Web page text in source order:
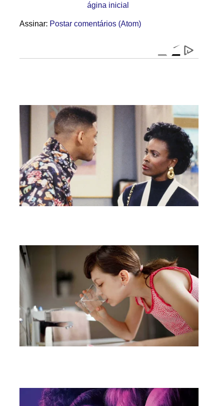
ágina inicial
Assinar: Postar comentários (Atom)